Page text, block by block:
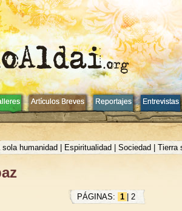
Artículos Breves Reportajes Entrevistas
Artículos Breves Reportajes Entrevistas
sola humanidad Espiritualidad Sociedad Tierra
PÁGINAS: 1 2